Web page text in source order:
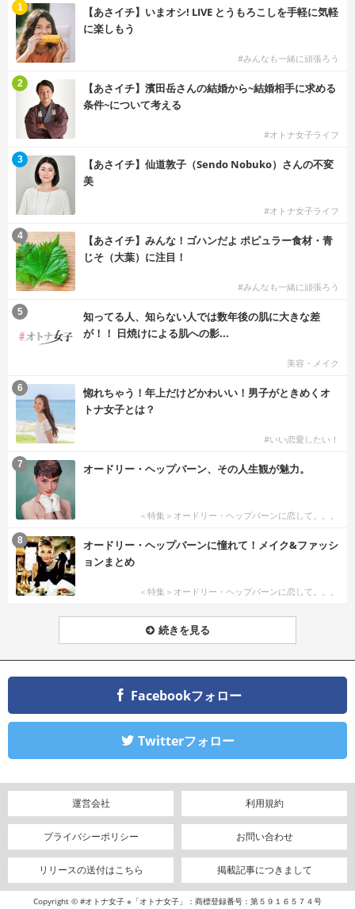
【あさイチ】いまオシ! LIVE とうもろこしを手軽に気軽
に楽しもう
#みんなも一緒に頑張ろう
1
【あさイチ】濱田岳さんの結婚から~結婚相手に求める
条件~について考える
#オトナ女子ライフ
2
【あさイチ】仙道敦子（Sendo Nobuko）さんの不変
美
#オトナ女子ライフ
3
【あさイチ】みんな！ゴハンだよ ポピュラー食材・青
じそ（大葉）に注目！
#みんなも一緒に頑張ろう
4
知ってる人、知らない人では数年後の肌に大きな差
が！！ 日焼けによる肌への影...
美容・メイク
5
惚れちゃう！年上だけどかわいい！男子がときめくオ
トナ女子とは？
#いい恋愛したい！
6
オードリー・ヘップバーン、その人生観が魅力。
＜特集＞オードリー・ヘップバーンに恋して。。。
7
オードリー・ヘップバーンに憧れて！メイク&ファッシ
ョンまとめ
＜特集＞オードリー・ヘップバーンに恋して。。。
8
続きを見る
Facebookフォロー
Twitterフォロー
運営会社 利用規約
プライバシーポリシー お問い合わせ
リリースの送付はこちら 掲載記事につきまして
Copyright © #オトナ女子 ※「オトナ女子」：商標登録番号：第５９１６５７４号